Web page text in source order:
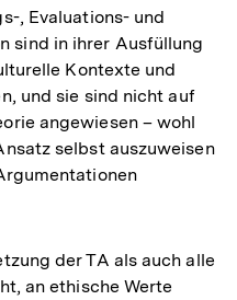
, Evaluations- und
sind in ihrer Ausfüllung
Kontexte und
und sie sind nicht auf
angewiesen – wohl
selbst auszuweisen
der TA als auch alle
an ethische Werte